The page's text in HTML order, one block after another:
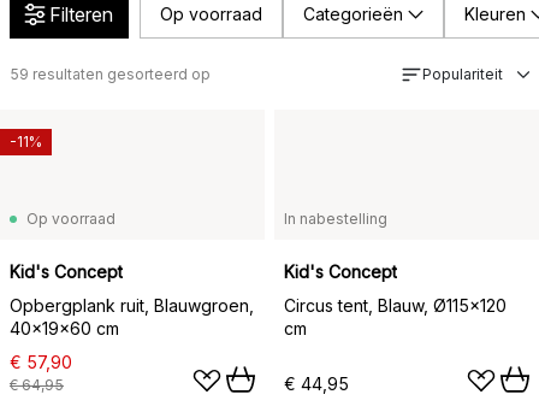
Filteren Op voorraad Categorieën Kleuren
59 resultaten gesorteerd op Populariteit
Op voorraad
Kid's Concept
Opbergplank ruit, Blauwgroen,
40x19x60 cm
€ 57,90
€ 64,95
-11%
In nabestelling
Kid's Concept
Circus tent, Blauw, Ø115x120
cm
€ 44,95